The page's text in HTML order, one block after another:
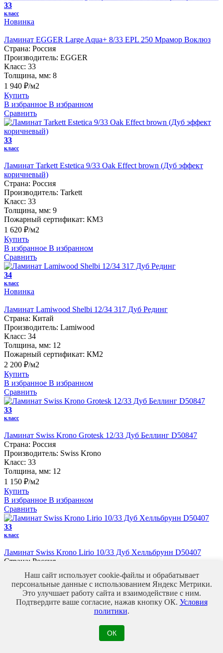
33
класс
Новинка
Ламинат EGGER Large Aqua+ 8/33 EPL 250 Мрамор Воклюз
Страна: Россия
Производитель: EGGER
Класс: 33
Толщина, мм: 8
1 940 ₽/м2
Купить
В избранное В избранном
Сравнить
33
класс
Ламинат Tarkett Estetica 9/33 Oak Effect brown (Дуб эффект
коричневый)
Страна: Россия
Производитель: Tarkett
Класс: 33
Толщина, мм: 9
Пожарный сертификат: КМ3
1 620 ₽/м2
Купить
В избранное В избранном
Сравнить
34
класс
Новинка
Ламинат Lamiwood Shelbi 12/34 317 Дуб Рединг
Страна: Китай
Производитель: Lamiwood
Класс: 34
Толщина, мм: 12
Пожарный сертификат: КМ2
2 200 ₽/м2
Купить
В избранное В избранном
Сравнить
33
класс
Ламинат Swiss Krono Grotesk 12/33 Дуб Беллинг D50847
Страна: Россия
Производитель: Swiss Krono
Класс: 33
Толщина, мм: 12
1 150 ₽/м2
Купить
В избранное В избранном
Сравнить
33
класс
Ламинат Swiss Krono Lirio 10/33 Дуб Хелльбрунн D50407
Страна: Россия
Класс: 33
Толщина, мм: 10
960 ₽/м2
Купить
Наш сайт использует cookie-файлы и обрабатывает
персональные данные с использованием Яндекс Метрики.
Это улучшает работу сайта и взаимодействие с ним.
Подтвердите ваше согласие, нажав кнопку ОК. Условия
политики.
ОК